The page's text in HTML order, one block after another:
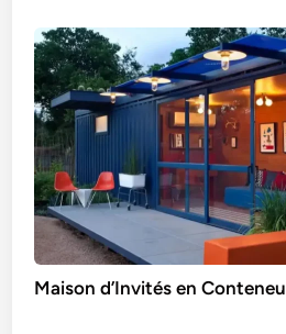
Maison d’Invités en